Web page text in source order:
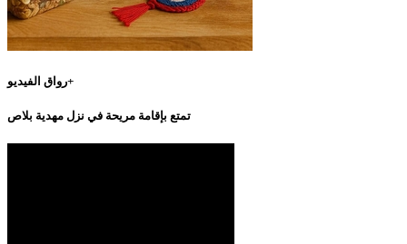
رواق الفيديو+
تمتع بإقامة مريحة في نزل مهدية بلاص